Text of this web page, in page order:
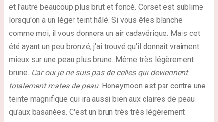
et l'autre beaucoup plus brut et foncé. Corset est sublime
lorsqu'on a un léger teint hâlé. Si vous êtes blanche
comme moi, il vous donnera un air cadavérique. Mais cet
été ayant un peu bronzé, j'ai trouvé qu'il donnait vraiment
mieux sur une peau plus brune. Même très légèrement
brune. Car oui je ne suis pas de celles qui deviennent
totalement mates de peau. Honeymoon est par contre une
teinte magnifique qui ira aussi bien aux claires de peau
qu'aux basanées. C'est un brun très très légèrement